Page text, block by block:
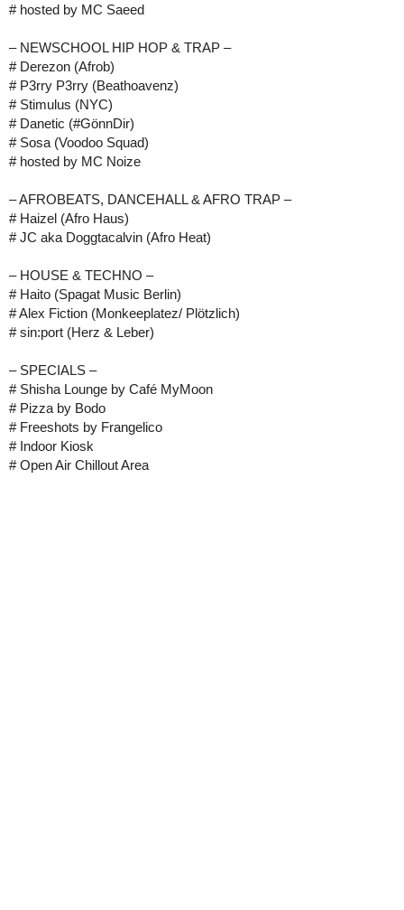
# hosted by MC Saeed
– NEWSCHOOL HIP HOP & TRAP –
# Derezon (Afrob)
# P3rry P3rry (Beathoavenz)
# Stimulus (NYC)
# Danetic (#GönnDir)
# Sosa (Voodoo Squad)
# hosted by MC Noize
– AFROBEATS, DANCEHALL & AFRO TRAP –
# Haizel (Afro Haus)
# JC aka Doggtacalvin (Afro Heat)
– HOUSE & TECHNO –
# Haito (Spagat Music Berlin)
# Alex Fiction (Monkeeplatez/ Plötzlich)
# sin:port (Herz & Leber)
– SPECIALS –
# Shisha Lounge by Café MyMoon
# Pizza by Bodo
# Freeshots by Frangelico
# Indoor Kiosk
# Open Air Chillout Area